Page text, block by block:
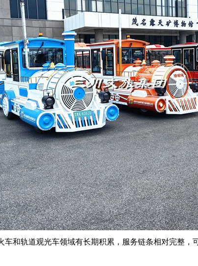
车和轨道观光车领域有长期积累，服务链条相对完整，